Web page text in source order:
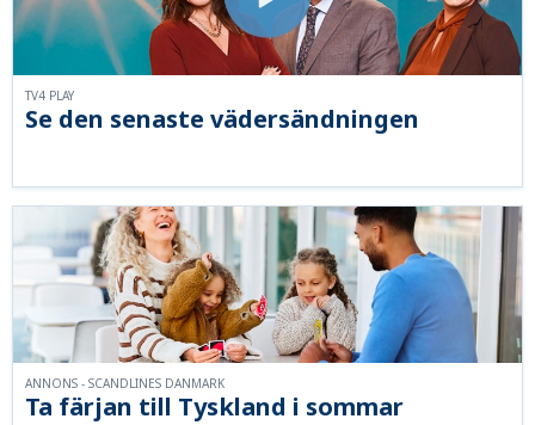
Se den senaste vädersändningen
TV4 PLAY
Ta färjan till Tyskland i sommar
ANNONS - SCANDLINES DANMARK